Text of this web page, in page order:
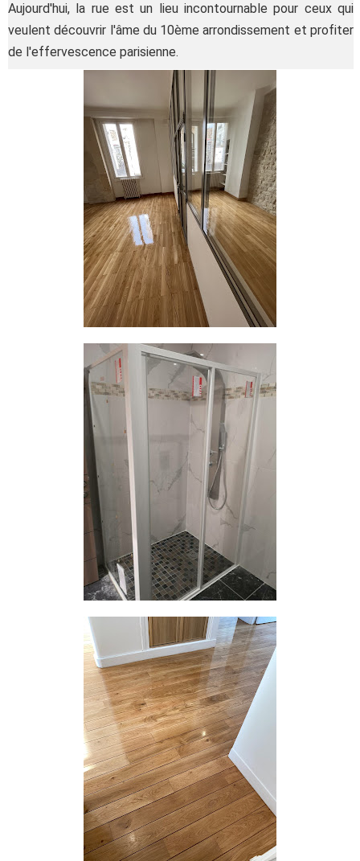
Aujourd'hui, la rue est un lieu incontournable pour ceux qui
veulent découvrir l'âme du 10ème arrondissement et profiter
de l'effervescence parisienne.